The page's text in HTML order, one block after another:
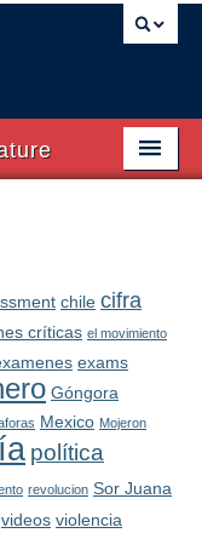
chile cifra
críticas el movimiento
exams
Góngora
Mexico Mojeron
política
revolucion Sor Juana
videos violencia